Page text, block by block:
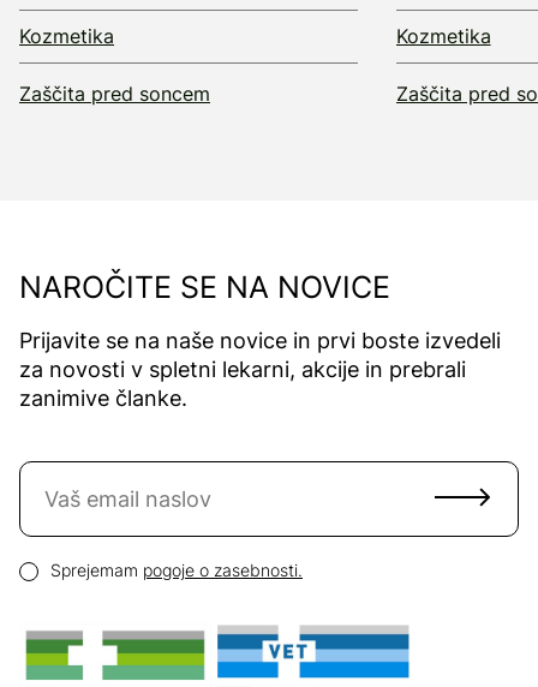
Kozmetika
Zaščita pred soncem
Kozmetika
Zaščita pred
NAROČITE SE NA NOVICE
Prijavite se na naše novice in prvi boste izvedeli
za novosti v spletni lekarni, akcije in prebrali
zanimive članke.
Naročite se na novice
Pogoji zasebnosti
Sprejemam pogoje o zasebnosti.